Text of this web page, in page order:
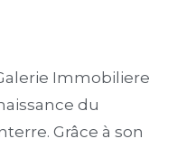
Immobiliere
du
Grâce à son